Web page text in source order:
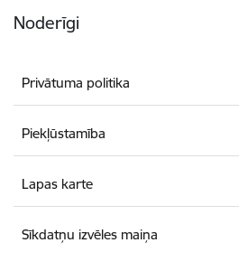
Noderīgi
Privātuma politika
Piekļūstamība
Lapas karte
Sīkdatņu izvēles maiņa